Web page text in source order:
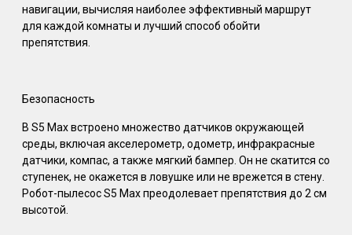
навигации, вычисляя наиболее эффективный маршрут
для каждой комнаты и лучший способ обойти
препятствия.
Безопасность
В S5 Max встроено множество датчиков окружающей
среды, включая акселерометр, одометр, инфракрасные
датчики, компас, а также мягкий бампер. Он не скатится со
ступенек, не окажется в ловушке или не врежется в стену.
Робот-пылесос S5 Max преодолевает препятствия до 2 см
высотой.